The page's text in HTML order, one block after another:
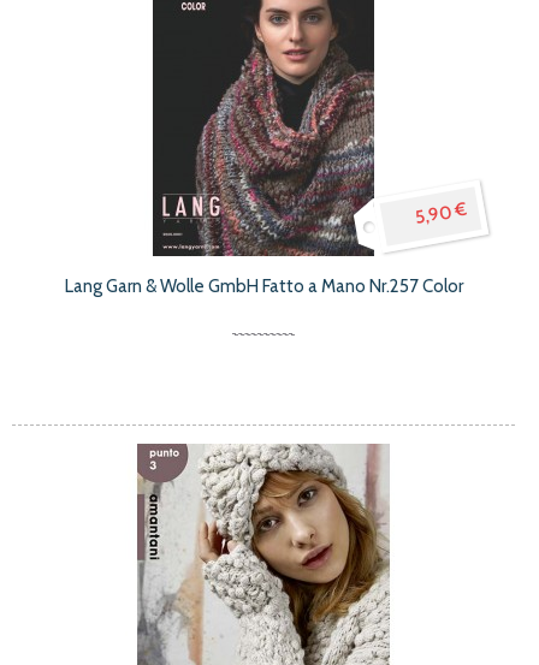
5,90 €
Lang Garn & Wolle GmbH Fatto a Mano Nr.257 Color